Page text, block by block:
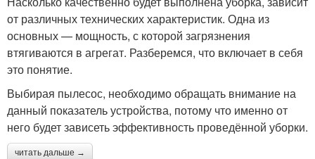
от различных технических характеристик. Одна из
основных — мощность, с которой загрязнения
втягиваются в агрегат. Разберемся, что включает в себя
это понятие.
Выбирая пылесос, необходимо обращать внимание на
данный показатель устройства, потому что именно от
него будет зависеть эффективность проведённой уборки.
читать дальше →